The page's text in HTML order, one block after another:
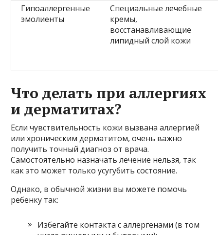
Гипоаллергенные
эмолиенты
Специальные лечебные
кремы,
восстанавливающие
липидный слой кожи
Что делать при аллергиях
и дерматитах?
Если чувствительность кожи вызвана аллергией
или хроническим дерматитом, очень важно
получить точный диагноз от врача.
Самостоятельно назначать лечение нельзя, так
как это может только усугубить состояние.
Однако, в обычной жизни вы можете помочь
ребенку так:
Избегайте контакта с аллергенами (в том